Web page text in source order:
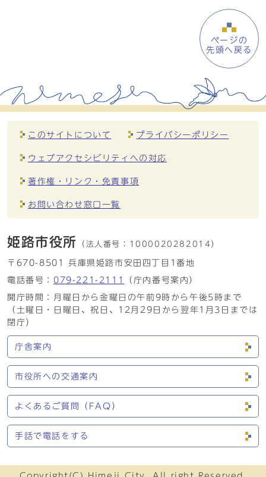
ページの
先頭へ戻る
このサイトについて プライバシーポリシー
ウェブアクセシビリティへの対応
著作権・リンク・免責事項
お問い合わせ窓口一覧
姫路市役所 （法人番号： 1000020282014）
〒670-8501 兵庫県姫路市安田四丁目1番地
電話番号： 079-221-2111
（庁内番号案内）
開庁時間：月曜日から金曜日の午前9時から午後5時まで
（土曜日・日曜日、祝日、12月29日から翌年1月3日までは
閉庁）
庁舎案内
市役所への交通案内
よくあるご質問（FAQ）
手話で電話をする